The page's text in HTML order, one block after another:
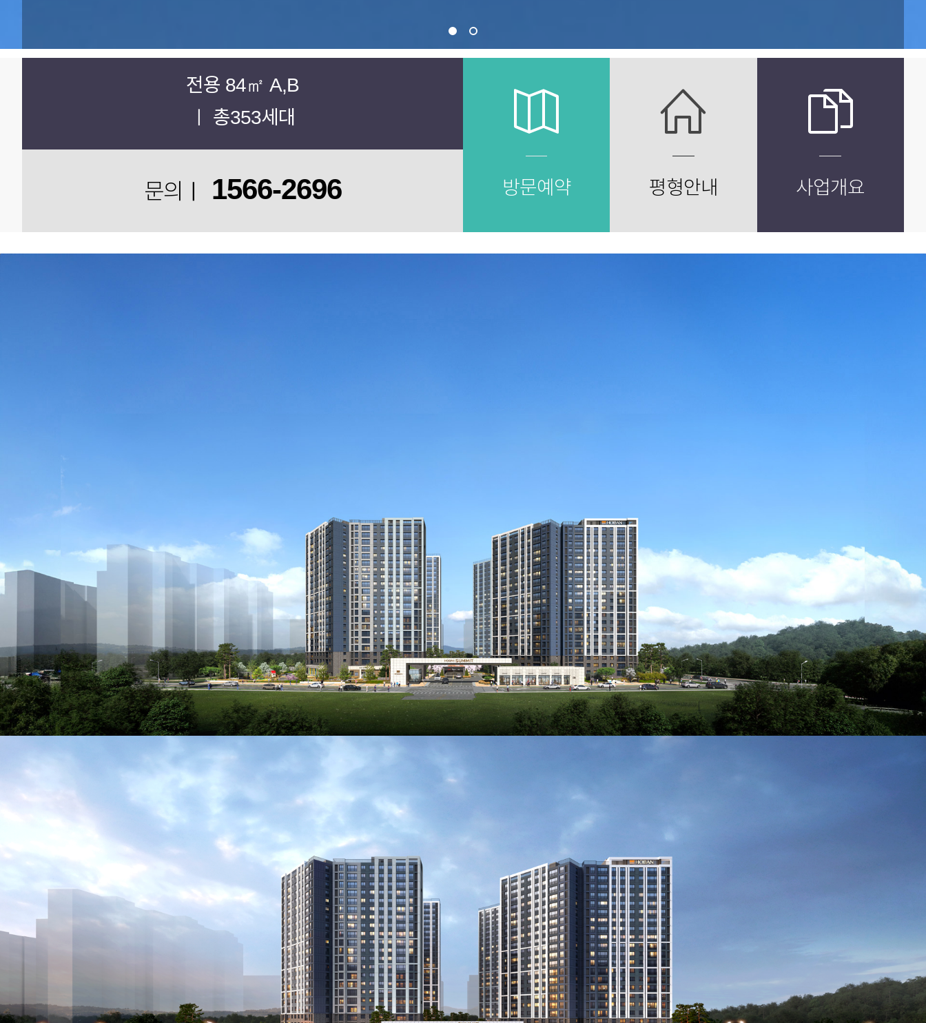
전용 84㎡ A,B
ㅣ 총353세대
문의ㅣ 1566-2696 방문예약 평형안내 사업개요